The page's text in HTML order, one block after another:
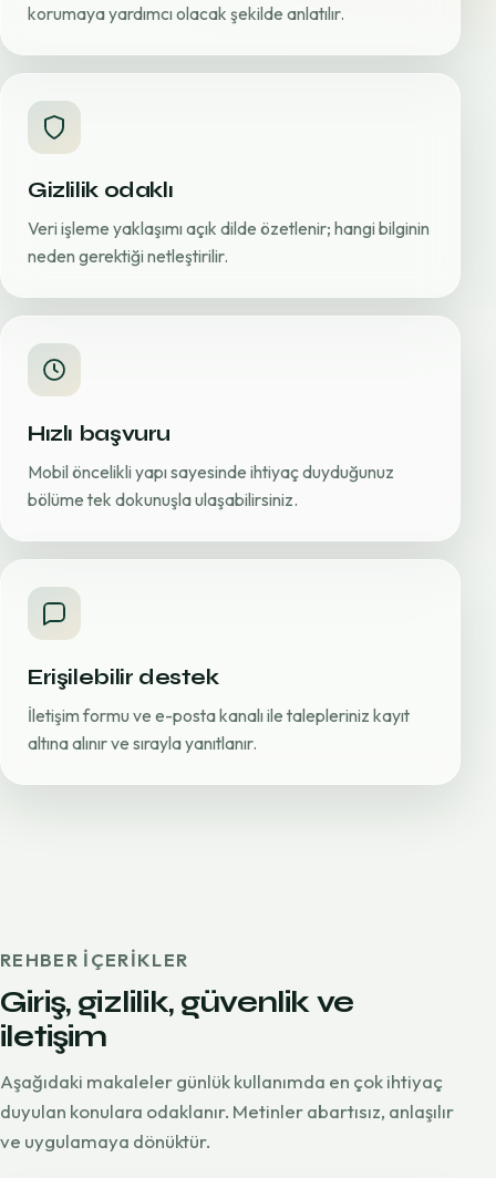
korumaya yardımcı olacak şekilde anlatılır.
Gizlilik odaklı
Veri işleme yaklaşımı açık dilde özetlenir; hangi bilginin
neden gerektiği netleştirilir.
Hızlı başvuru
Mobil öncelikli yapı sayesinde ihtiyaç duyduğunuz
bölüme tek dokunuşla ulaşabilirsiniz.
Erişilebilir destek
İletişim formu ve e-posta kanalı ile talepleriniz kayıt
altına alınır ve sırayla yanıtlanır.
REHBER IÇERIKLER
Giriş, gizlilik, güvenlik ve
iletişim
Aşağıdaki makaleler günlük kullanımda en çok ihtiyaç
duyulan konulara odaklanır. Metinler abartısız, anlaşılır
ve uygulamaya dönüktür.